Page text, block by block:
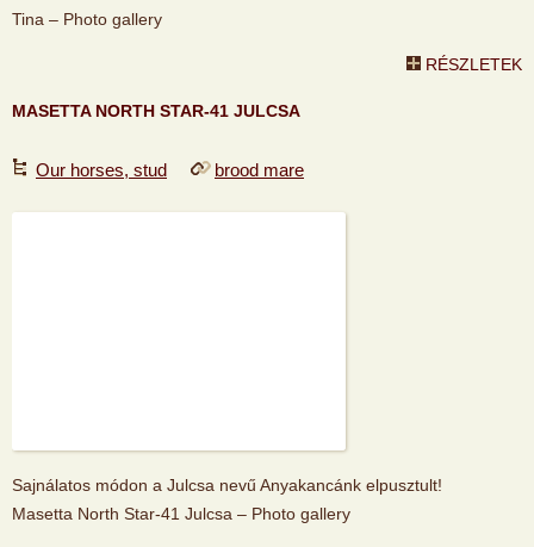
Tina – Photo gallery
RÉSZLETEK
MASETTA NORTH STAR-41 JULCSA
Our horses, stud brood mare
Sajnálatos módon a Julcsa nevű Anyakancánk elpusztult!
Masetta North Star-41 Julcsa – Photo gallery